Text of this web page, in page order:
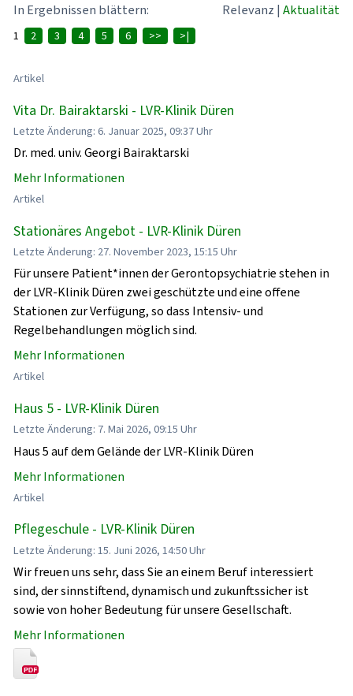
In Ergebnissen blättern:
Relevanz | Aktualität
1 2 3 4 5 6 >> >|
Artikel
Vita Dr. Bairaktarski - LVR-Klinik Düren
Letzte Änderung: 6. Januar 2025, 09:37 Uhr
Dr. med. univ. Georgi Bairaktarski
Mehr Informationen
Artikel
Stationäres Angebot - LVR-Klinik Düren
Letzte Änderung: 27. November 2023, 15:15 Uhr
Für unsere Patient*innen der Gerontopsychiatrie stehen in
der LVR-Klinik Düren zwei geschützte und eine offene
Stationen zur Verfügung, so dass Intensiv- und
Regelbehandlungen möglich sind.
Mehr Informationen
Artikel
Haus 5 - LVR-Klinik Düren
Letzte Änderung: 7. Mai 2026, 09:15 Uhr
Haus 5 auf dem Gelände der LVR-Klinik Düren
Mehr Informationen
Artikel
Pflegeschule - LVR-Klinik Düren
Letzte Änderung: 15. Juni 2026, 14:50 Uhr
Wir freuen uns sehr, dass Sie an einem Beruf interessiert
sind, der sinnstiftend, dynamisch und zukunftssicher ist
sowie von hoher Bedeutung für unsere Gesellschaft.
Mehr Informationen